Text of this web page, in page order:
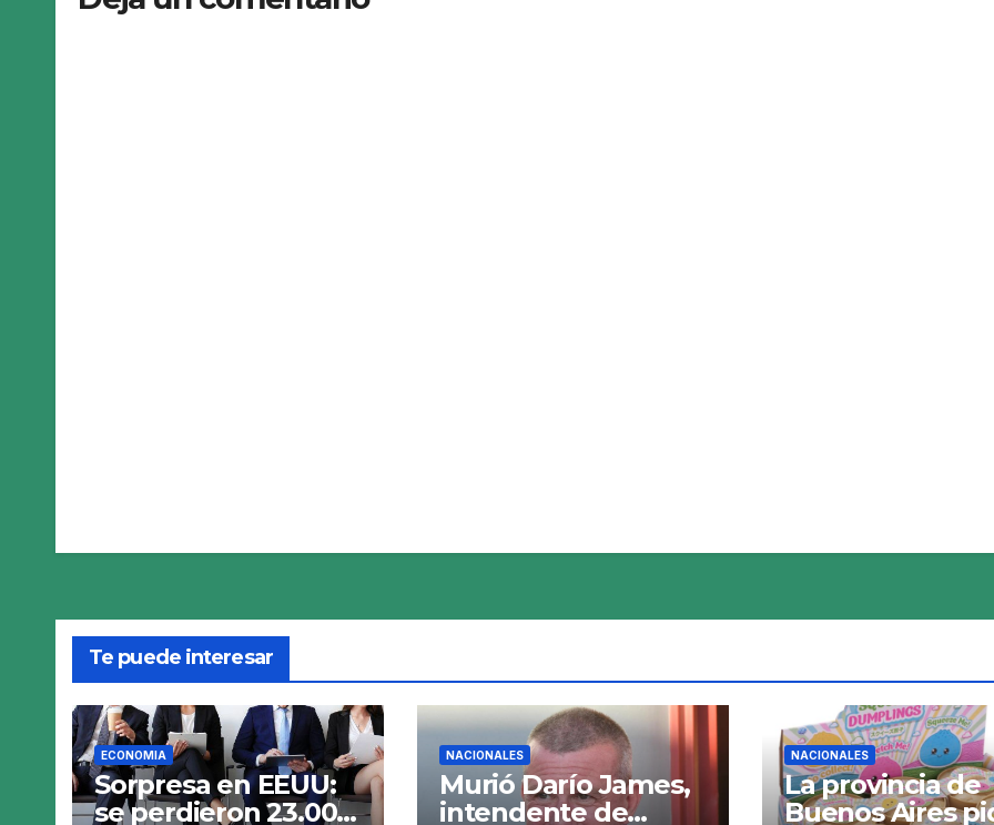
Te puede interesar
ECONOMIA
Sorpresa en EEUU:
se perdieron 23.000
NACIONALES
Murió Darío James,
intendente de
NACIONALES
La provincia de
Buenos Aires